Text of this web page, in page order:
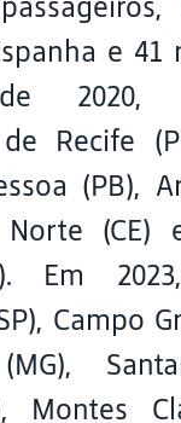
e 41
Recife
(PB),
(CE)
Em
Campo
Montes